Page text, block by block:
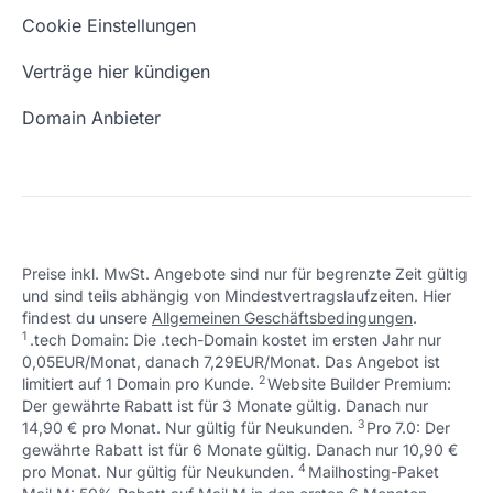
+49 (0) 451 / 70 99 70
support@checkdomain.de
Schön, dass ich dir helfen konnte.
Tut mir leid, du erreichst uns unter:
+49 (0) 451 / 70 99 70
support@checkdomain.de
Schön, dass ich dir helfen konnte.
Tut mir leid, du erreichst uns unter:
+49 (0) 451 / 70 99 70oder
support@checkdomain.de
Schön, dass ich dir helfen konnte.
Tut mir leid, du erreichst uns unter:
+49 (0) 451 / 70 99 70oder
support@checkdomain.de
Schön, dass ich dir helfen konnte.
Tut mir leid, du erreichst uns unter:
+49 (0) 451 / 70 99 70oder
support@checkdomain.de
Domain Umzug
Wie ist meine IP?
Email Adresse erstellen
Cookie Einstellungen
Verträge hier kündigen
Domain Anbieter
Preise inkl. MwSt. Angebote sind nur für begrenzte Zeit gültig
und sind teils abhängig von Mindestvertragslaufzeiten. Hier
findest du unsere Allgemeinen Geschäftsbedingungen.
1 .tech Domain: Die .tech-Domain kostet im ersten Jahr nur
0,05EUR/Monat, danach 7,29EUR/Monat. Das Angebot ist
limitiert auf 1 Domain pro Kunde. ↩ 1
2 Website Builder Premium:
Der gewährte Rabatt ist für 3 Monate gültig. Danach nur
14,90 € pro Monat. Nur gültig für Neukunden. ↩ 1
3 Pro 7.0: Der
gewährte Rabatt ist für 6 Monate gültig. Danach nur 10,90 €
pro Monat. Nur gültig für Neukunden. ↩ 1
4 Mailhosting-Paket